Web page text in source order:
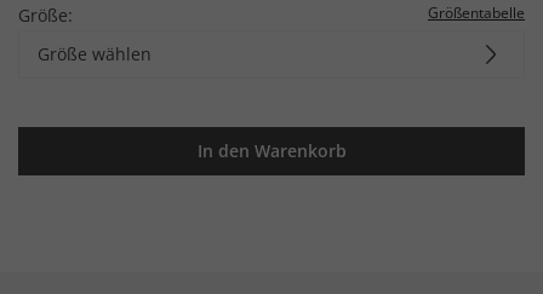
Größe: Größentabelle
Größe wählen
In den Warenkorb